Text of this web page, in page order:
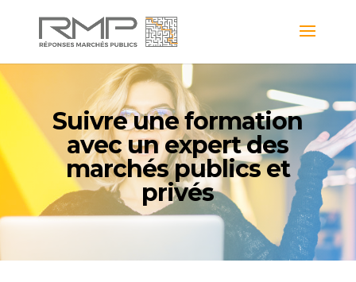
Suivre une formation
avec un expert des
marchés publics et
privés